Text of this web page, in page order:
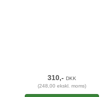
310,-DKK
(248,00 ekskl. moms)